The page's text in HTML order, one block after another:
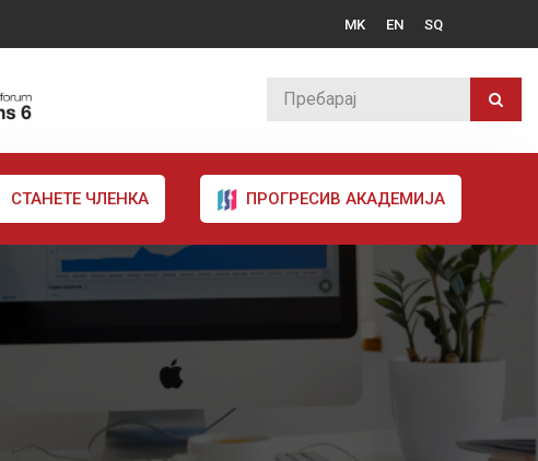
MK EN SQ
СТАНЕТЕ ЧЛЕНКА ПРОГРЕСИВ АКАДЕМИЈА